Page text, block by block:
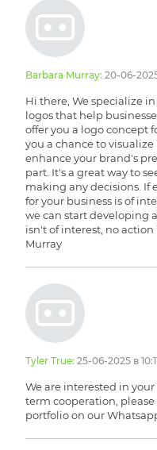
Barbara Murray: 20-06-
Hi there, We specialize
logos that help
offer you a logo concept
you a chance to
enhance your brand's
part. It's a great way to
making any decisions. If
for your business is of
we can start developing
isn't of interest, no action
Murray
Tyler True: 25-06-2025 в
We are interested in
term cooperation,
portfolio on our